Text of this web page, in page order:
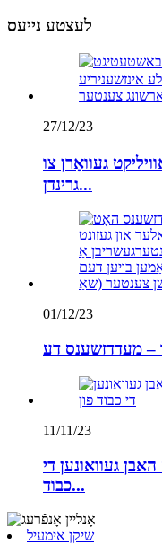
לעצטע נייעס
27/12/23
געוואָרן צו
גרינדן...
01/12/23
11/11/23
געוואונען די
כבוד...
שיקן אימעיל